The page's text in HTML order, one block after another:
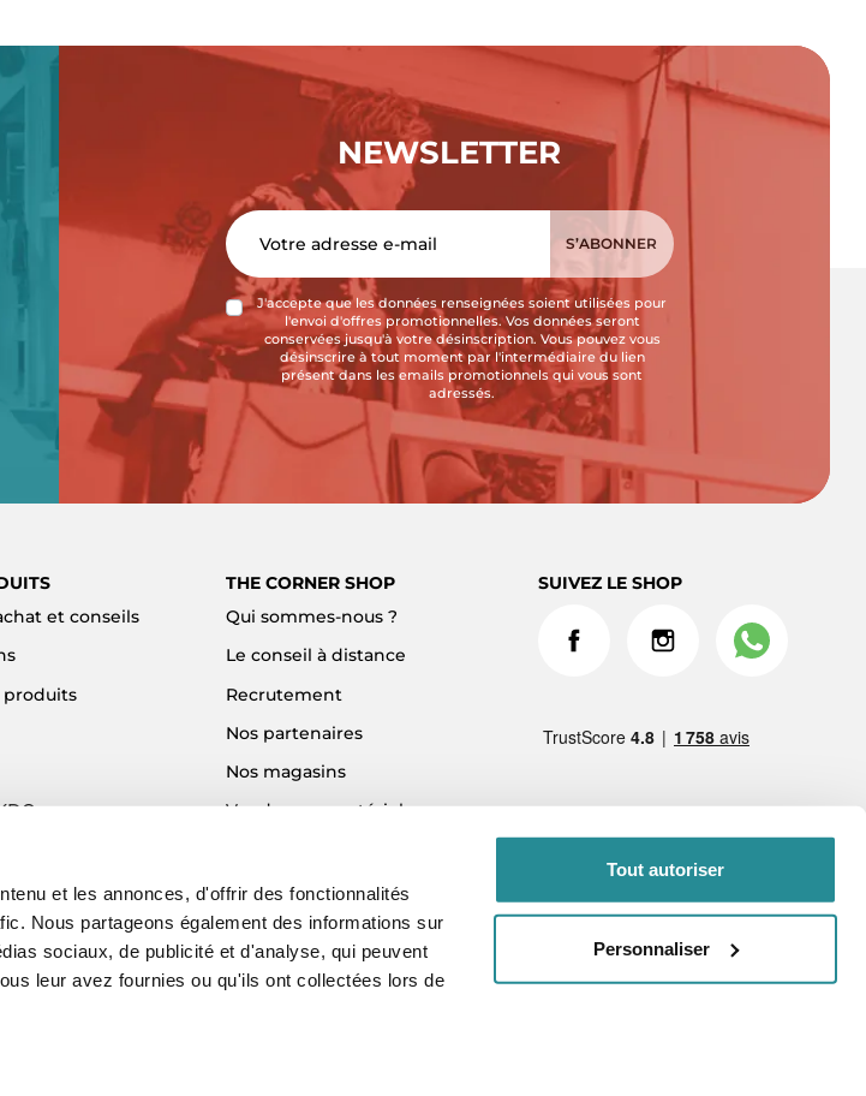
et les annonces, d'offrir des fonctionnalités
Nous partageons également des informations sur
sociaux, de publicité et d'analyse, qui peuvent
leur avez fournies ou qu'ils ont collectées lors de
Tout autoriser
Personnaliser
NEWSLETTER
J'accepte que les données renseignées soient utilisées pour
l'envoi d'offres promotionnelles. Vos données seront
conservées jusqu'à votre désinscription. Vous pouvez vous
désinscrire à tout moment par l'intermédiaire du lien
présent dans les emails promotionnels qui vous sont
adressés.
et conseils
produits
THE CORNER SHOP
Qui sommes-nous ?
Le conseil à distance
Recrutement
Nos partenaires
Nos magasins
Vendre son matériel
Blog
SUIVEZ LE SHOP